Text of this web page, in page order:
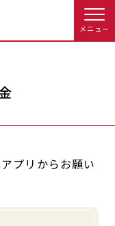
メニュー
プリからお願い